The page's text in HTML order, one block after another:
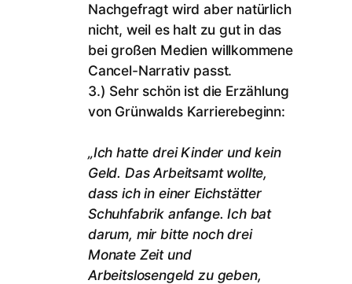
Nachgefragt wird aber natürlich
nicht, weil es halt zu gut in das
bei großen Medien willkommene
Cancel-Narrativ passt.
3.) Sehr schön ist die Erzählung
von Grünwalds Karrierebeginn:
„Ich hatte drei Kinder und kein
Geld. Das Arbeitsamt wollte,
dass ich in einer Eichstätter
Schuhfabrik anfange. Ich bat
darum, mir bitte noch drei
Monate Zeit und
Arbeitslosengeld zu geben,